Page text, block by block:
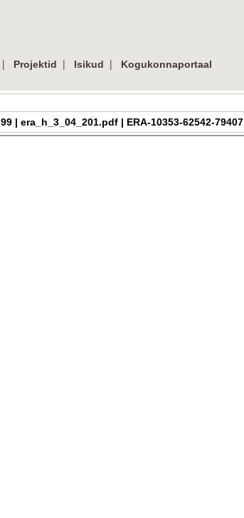
| Projektid | Isikud |
Kogukonnaportaal
| era_h_3_04_201.pdf | ERA-10353-62542-79407